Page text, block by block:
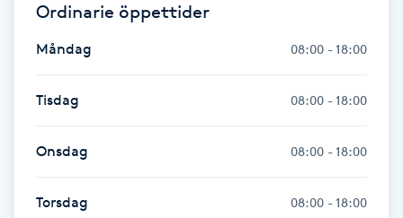
Friskvårdsmassage
Frisör
Funktionsanalys
Ordinarie öppettider
Måndag 08:00 - 18:00
Tisdag 08:00 - 18:00
Onsdag 08:00 - 18:00
Torsdag 08:00 - 18:00